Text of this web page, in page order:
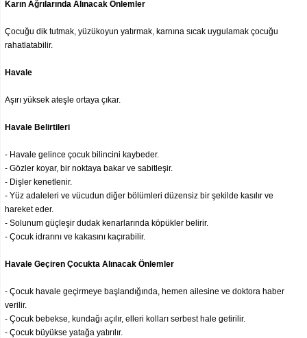
Karın Ağrılarında Alınacak Önlemler
Çocuğu dik tutmak, yüzükoyun yatırmak, karnına sıcak uygulamak çocuğu
rahatlatabilir.
Havale
Aşırı yüksek ateşle ortaya çıkar.
Havale Belirtileri
- Havale gelince çocuk bilincini kaybeder.
- Gözler koyar, bir noktaya bakar ve sabitleşir.
- Dişler kenetlenir.
- Yüz adaleleri ve vücudun diğer bölümleri düzensiz bir şekilde kasılır ve
hareket eder.
- Solunum güçleşir dudak kenarlarında köpükler belirir.
- Çocuk idrarını ve kakasını kaçırabilir.
Havale Geçiren Çocukta Alınacak Önlemler
- Çocuk havale geçirmeye başlandığında, hemen ailesine ve doktora haber
verilir.
- Çocuk bebekse, kundağı açılır, elleri kolları serbest hale getirilir.
- Çocuk büyükse yatağa yatırılır.